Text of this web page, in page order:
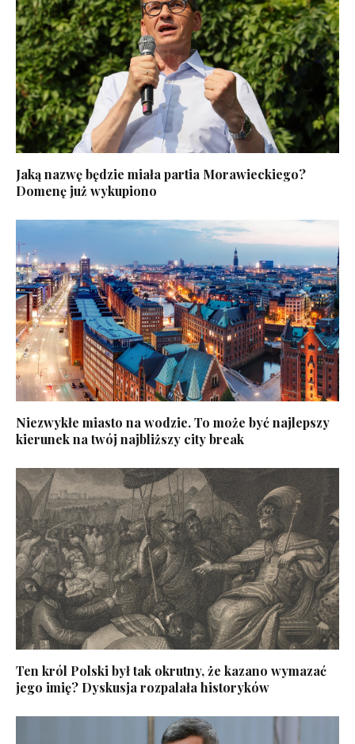
Jaką nazwę będzie miała partia Morawieckiego?
Domenę już wykupiono
Niezwykłe miasto na wodzie. To może być najlepszy
kierunek na twój najbliższy city break
Ten król Polski był tak okrutny, że kazano wymazać
jego imię? Dyskusja rozpalała historyków